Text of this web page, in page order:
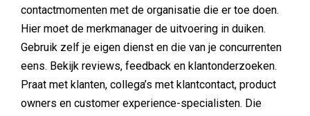
contactmomenten met de organisatie die er toe doen.
Hier moet de merkmanager de uitvoering in duiken.
Gebruik zelf je eigen dienst en die van je concurrenten
eens. Bekijk reviews, feedback en klantonderzoeken.
Praat met klanten, collega’s met klantcontact, product
owners en customer experience-specialisten. Die